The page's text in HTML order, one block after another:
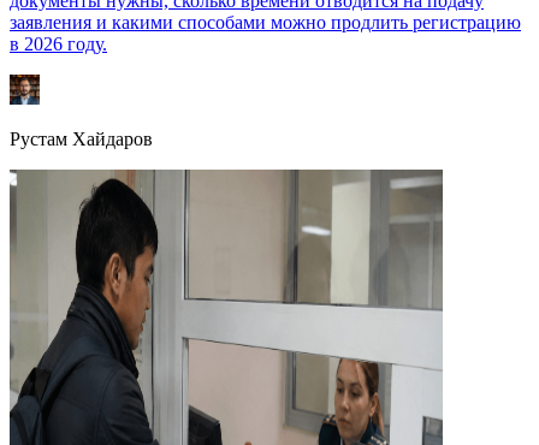
заявления и какими способами можно продлить регистрацию
в 2026 году.
Рустам Хайдаров